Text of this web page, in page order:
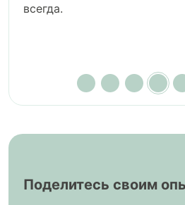
всегда.
Поделитесь своим